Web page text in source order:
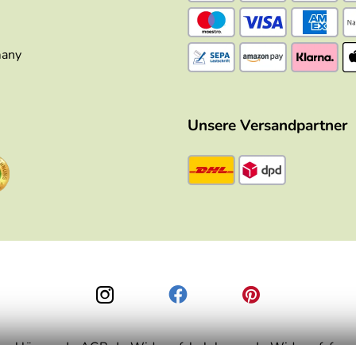
Zusendung des bestellten Artikels. So wünscht man
Unsere Versandpartner
AGB Widerrufsbelehrung